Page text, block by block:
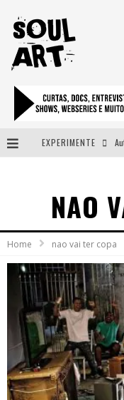
EXPERIMENTE
NAO
Home nao vai ter copa